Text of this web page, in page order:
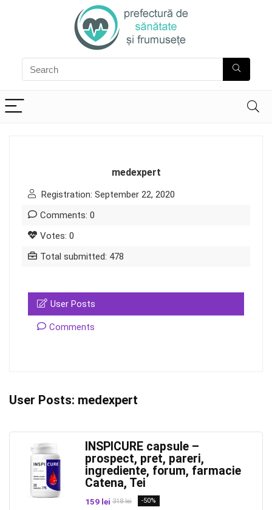
medexpert
Registration: September 22, 2020
Comments: 0
Votes: 0
Total submitted: 478
User Posts
Comments
User Posts: medexpert
INSPICURE capsule –
prospect, pret, pareri,
ingrediente, forum, farmacie
Catena, Tei
159 lei 318 lei -50%